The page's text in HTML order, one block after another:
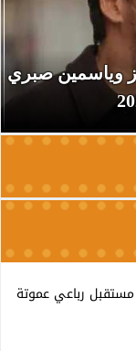
وياسمين صبري
رباعي عموتة